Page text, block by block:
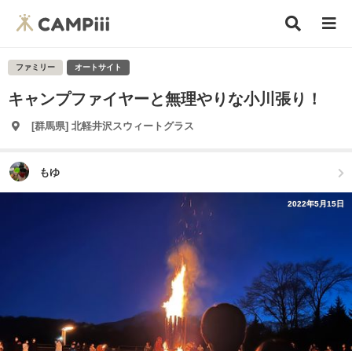
ファミリー オートサイト
キャンプファイヤーと無理やりな小川張り！
[群馬県] 北軽井沢スウィートグラス
もゆ
2022年5月15日